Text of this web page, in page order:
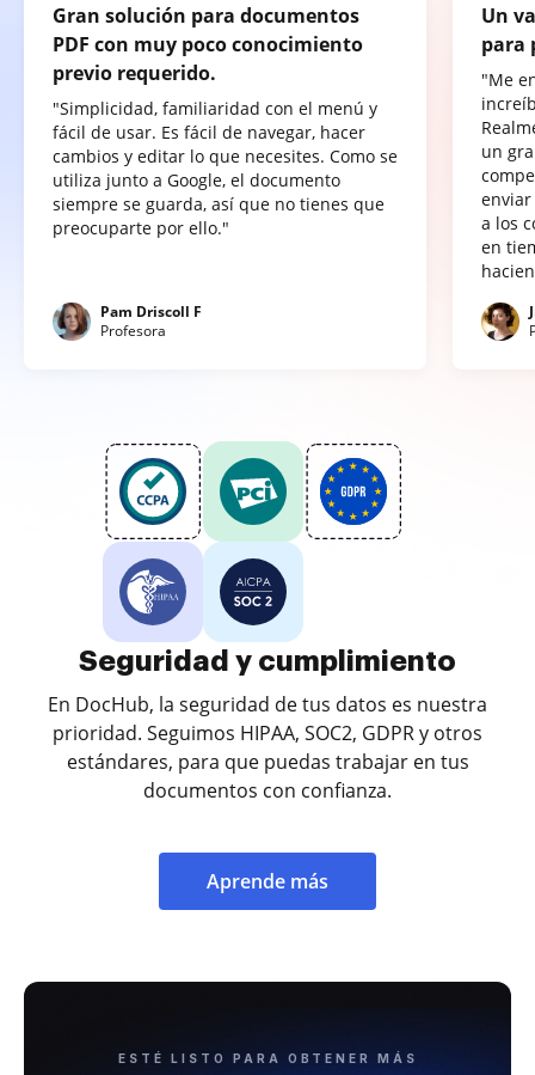
Gran solución para documentos
PDF con muy poco conocimiento
previo requerido.
"Simplicidad, familiaridad con el menú y
fácil de usar. Es fácil de navegar, hacer
cambios y editar lo que necesites. Como se
utiliza junto a Google, el documento
siempre se guarda, así que no tienes que
preocuparte por ello."
Pam Driscoll F
Profesora
Un
para
"Me
un
a los
en
Seguridad y cumplimiento
En DocHub, la seguridad de tus datos es nuestra
prioridad. Seguimos HIPAA, SOC2, GDPR y otros
estándares, para que puedas trabajar en tus
documentos con confianza.
Aprende más
ESTÉ LISTO PARA OBTENER MÁS